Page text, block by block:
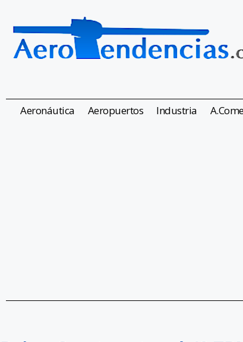
Aeronáutica Aeropuertos Industria